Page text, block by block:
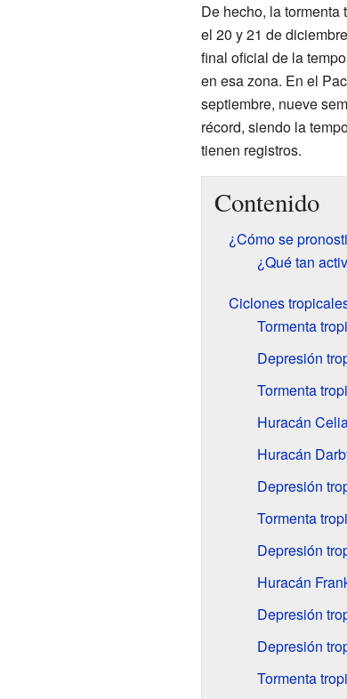
De hecho, la tormenta
el 20 y 21 de
final oficial de la
en esa zona. En el
septiembre, nueve
récord, siendo la
tienen registros.
Contenido
¿Cómo se
¿Qué tan
Ciclones
Tormenta
Depresión
Tormenta
Huracán
Huracán
Depresión
Tormenta
Depresión
Huracán
Depresión
Depresión
Tormenta